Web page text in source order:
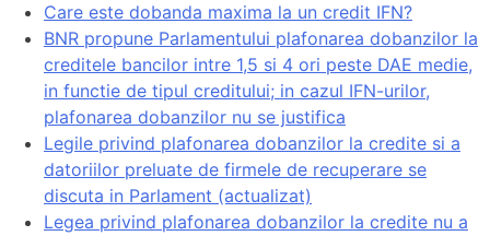
Care este dobanda maxima la un credit IFN?
BNR propune Parlamentului plafonarea dobanzilor la
creditele bancilor intre 1,5 si 4 ori peste DAE medie,
in functie de tipul creditului; in cazul IFN-urilor,
plafonarea dobanzilor nu se justifica
Legile privind plafonarea dobanzilor la credite si a
datoriilor preluate de firmele de recuperare se
discuta in Parlament (actualizat)
Legea privind plafonarea dobanzilor la credite nu a